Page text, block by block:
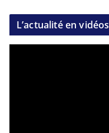
L’actualité en vidéos